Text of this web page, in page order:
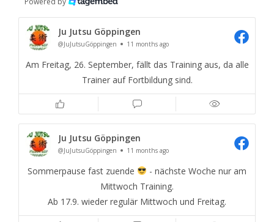
Ju Jutsu Göppingen
@JuJutsuGöppingen 11 months ago
Am Freitag, 26. September, fällt das Training aus, da alle
Trainer auf Fortbildung sind.
Ju Jutsu Göppingen
@JuJutsuGöppingen 11 months ago
Sommerpause fast zuende
- nächste Woche nur am
Mittwoch Training.
Ab 17.9. wieder regulär Mittwoch und Freitag.